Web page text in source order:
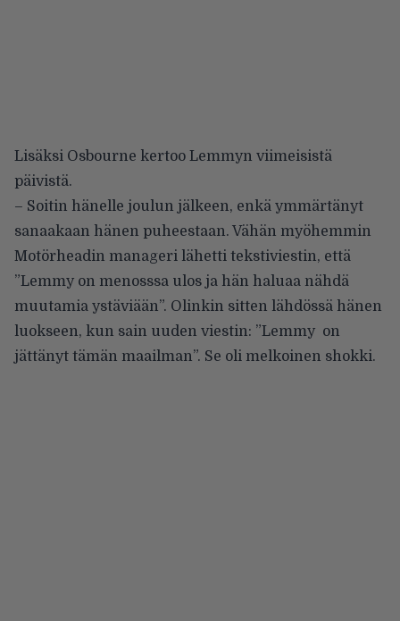
Lisäksi Osbourne kertoo Lemmyn viimeisistä
päivistä.
– Soitin hänelle joulun jälkeen, enkä ymmärtänyt
sanaakaan hänen puheestaan. Vähän myöhemmin
Motörheadin manageri lähetti tekstiviestin, että
”Lemmy on menosssa ulos ja hän haluaa nähdä
muutamia ystäviään”. Olinkin sitten lähdössä hänen
luokseen, kun sain uuden viestin: ”Lemmy on
jättänyt tämän maailman”. Se oli melkoinen shokki.